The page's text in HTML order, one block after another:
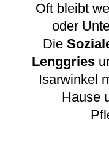
Oft bleibt
oder
Die
Lenggries
Isarwinkel
Hause